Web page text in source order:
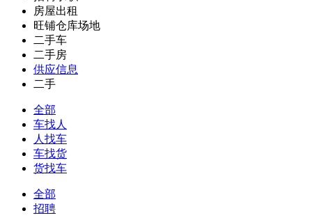
房屋出租
旺铺仓库场地
二手车
二手房
供应信息
二手
全部
车找人
人找车
车找货
货找车
全部
招聘